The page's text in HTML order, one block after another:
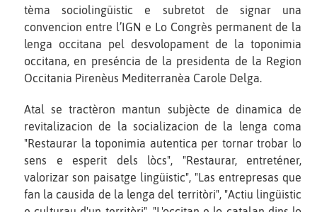
tèma sociolingüistic e subretot de signar una
convencion entre l’IGN e Lo Congrès permanent de la
lenga occitana pel desvolopament de la toponimia
occitana, en preséncia de la presidenta de la Region
Occitania Pirenèus Mediterranèa Carole Delga.
Atal se tractèron mantun subjècte de dinamica de
revitalizacion de la socializacion de la lenga coma
"Restaurar la toponimia autentica per tornar trobar lo
sens e esperit dels lòcs", "Restaurar, entreténer,
valorizar son paisatge lingüistic", "Las entrepresas que
fan la causida de la lenga del territòri", "Actiu lingüistic